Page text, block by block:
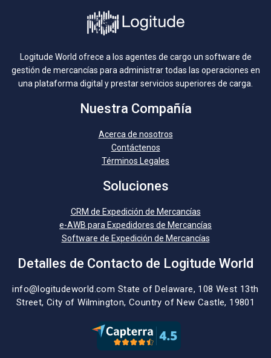
Logitude World ofrece a los agentes de cargo un software de
gestión de mercancías para administrar todas las operaciones en
una plataforma digital y prestar servicios superiores de carga.
Nuestra Compañía
Acerca de nosotros
Contáctenos
Términos Legales
Soluciones
CRM de Expedición de Mercancías
e-AWB para Expedidores de Mercancías
Software de Expedición de Mercancías
Detalles de Contacto de Logitude World
info@logitudeworld.com State of Delaware, 108 West 13th
Street, City of Wilmington, Country of New Castle, 19801